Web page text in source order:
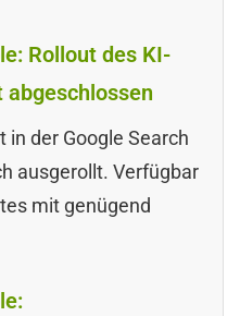
Rollout des KI-
in der Google Search
ausgerollt. Verfügbar
mit genügend